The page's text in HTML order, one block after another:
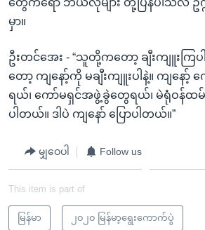
မှာ။
ဦးတင်အေး - “သူတို့ကတော့ ချီးကျူးကြပ
တော့ ကျနော့်ကို မချီးကျူးပါနဲ့။ ကျနေ
ရယ်၊ ကော်မရှင်အဖွဲ့ခွဲတွေရယ်၊ မဲရုံဝန်ထမ်
ပါတယ်။ ဒါပဲ ကျနော် ပြောပါတယ်။”
မျှဝေပါ Follow us
This item is part of
မြန်မာ ၂၀၂၀ မြန်မာ့ရွေးကောက်ပွဲ